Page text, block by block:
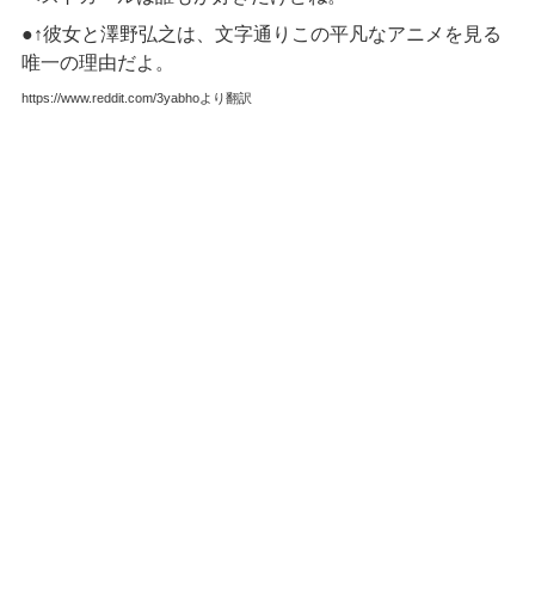
●↑彼女と澤野弘之は、 文字通りこの平凡なアニメを見る
唯一の理由だよ 。
https://www.reddit.com/3yabhoより翻訳